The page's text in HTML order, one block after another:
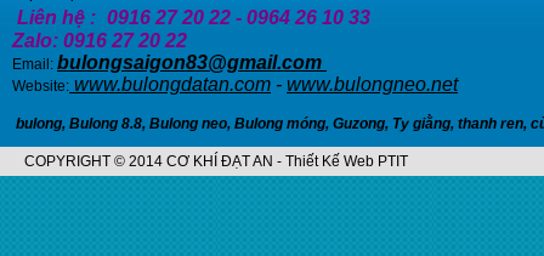
Liên hệ : 0916 27 20 22 - 0964 26 10 33
Zalo: 0916 27 20 22
Email: bulongsaigon83@gmail.com
Website: www.bulongdatan.com - www.bulongneo.net
bulong, Bulong 8.8, Bulong neo, Bulong móng, Guzong, Ty giằng, thanh ren,
COPYRIGHT © 2014 CƠ KHÍ ĐẠT AN - Thiết Kế Web PTIT